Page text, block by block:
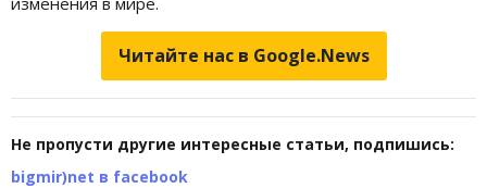
Читайте нас в Google.News
Не пропусти другие интересные статьи, подпишись:
bigmir)net в facebook